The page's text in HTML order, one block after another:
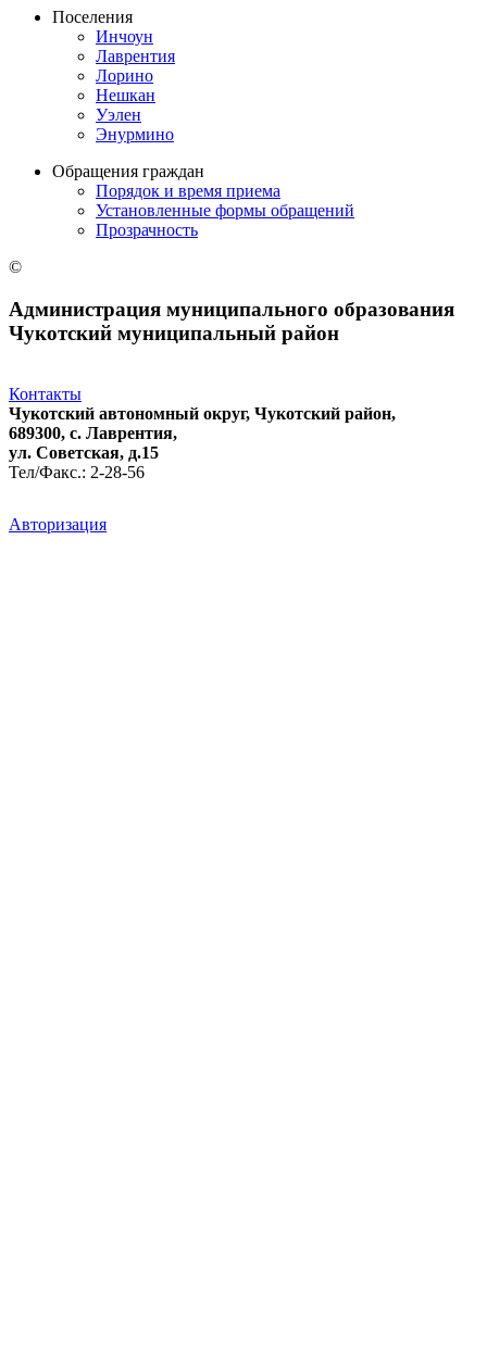
Поселения
Инчоун
Лаврентия
Лорино
Нешкан
Уэлен
Энурмино
Обращения граждан
Порядок и время приема
Установленные формы обращений
Прозрачность
©
Администрация муниципального образования
Чукотский муниципальный район
Контакты
Чукотский автономный округ, Чукотский район,
689300, с. Лаврентия,
ул. Советская, д.15
Тел/Факс.: 2-28-56
Авторизация